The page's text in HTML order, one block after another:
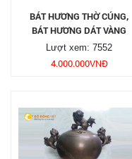
BÁT HƯƠNG THỜ CÚNG,
BÁT HƯƠNG DÁT VÀNG
Lượt xem: 7552
4.000.000VNĐ